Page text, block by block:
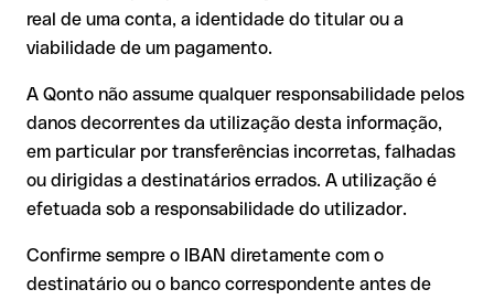
por escrito, especialmente em novas relações comerciais ou
com montantes elevados. A existência de uma conta só pode
ser verificada pelo próprio Mcb Bank Limited ou através de
uma transferência de teste.
A devolução não está garantida, especialmente se o
destinatário já tiver utilizado o dinheiro
recuperação é consideravelmente mais complexa e implica
comissões adicionais.
Recomendação
: verifique cada IBAN antes de efetuar uma
transferência com o nosso IBAN Checker gratuito e, em caso
de dúvida, confirme-o diretamente com o destinatário. Esta
precaução é especialmente importante com montantes
elevados ou em novas relações comerciais.
real de uma conta, a identidade do titular ou a
viabilidade de um pagamento.
A Qonto não assume qualquer responsabilidade pelos
danos decorrentes da utilização desta informação,
em particular por transferências incorretas, falhadas
ou dirigidas a destinatários errados. A utilização é
efetuada sob a responsabilidade do utilizador.
Confirme sempre o IBAN diretamente com o
destinatário ou o banco correspondente antes de